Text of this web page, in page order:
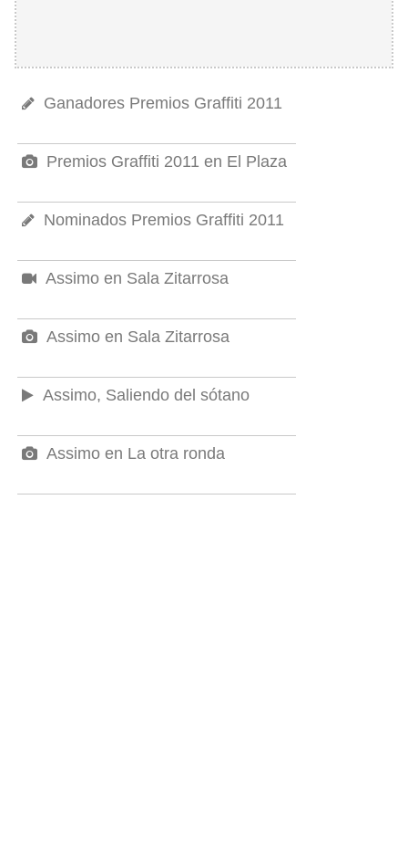
Ganadores Premios Graffiti 2011
Premios Graffiti 2011 en El Plaza
Nominados Premios Graffiti 2011
Assimo en Sala Zitarrosa
Assimo en Sala Zitarrosa
Assimo, Saliendo del sótano
Assimo en La otra ronda